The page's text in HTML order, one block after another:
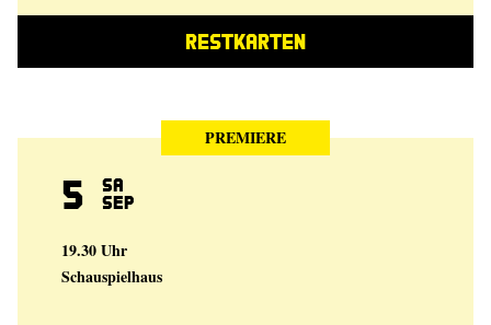
RESTKARTEN
PREMIERE
5 Sa
Sep
19.30 Uhr
Schauspielhaus